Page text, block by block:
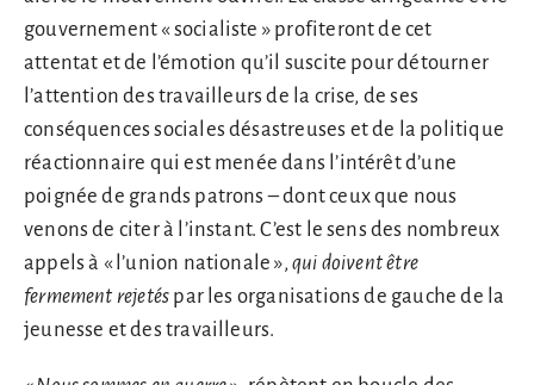
gouvernement « socialiste » profiteront de cet
attentat et de l’émotion qu’il suscite pour détourner
l’attention des travailleurs de la crise, de ses
conséquences sociales désastreuses et de la politique
réactionnaire qui est menée dans l’intérêt d’une
poignée de grands patrons – dont ceux que nous
venons de citer à l’instant. C’est le sens des nombreux
appels à « l’union nationale », qui doivent être
fermement rejetés par les organisations de gauche de la
jeunesse et des travailleurs.